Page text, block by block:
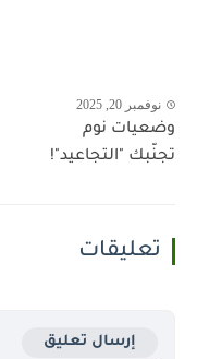
نوفمبر 20, 2025
وضعيات نوم
تجنّبك "التجاعيد"!
تعليقات
إرسال تعليق